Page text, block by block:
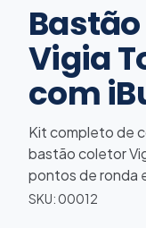
Vigia
com
Kit completo de
bastão coletor
pontos de ronda
SKU: 00012